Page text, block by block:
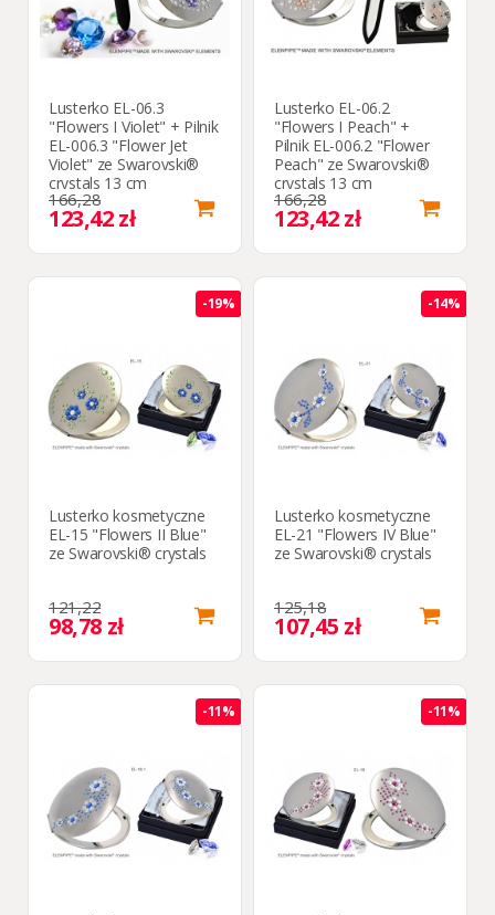
Lusterko EL-06.3
"Flowers I Violet" + Pilnik
EL-006.3 "Flower Jet
Violet" ze Swarovski®
crystals 13 cm
166,28
123,42 zł
Lusterko EL-06.2
"Flowers I Peach" +
Pilnik EL-006.2 "Flower
Peach" ze Swarovski®
crystals 13 cm
166,28
123,42 zł
-19%
Lusterko kosmetyczne
EL-15 "Flowers II Blue"
ze Swarovski® crystals
121,22
98,78 zł
-14%
Lusterko kosmetyczne
EL-21 "Flowers IV Blue"
ze Swarovski® crystals
125,18
107,45 zł
-11% -11%